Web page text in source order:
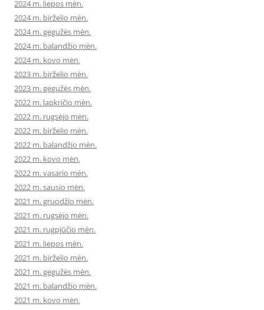
2024 m. liepos mėn.
2024 m. birželio mėn.
2024 m. gegužės mėn.
2024 m. balandžio mėn.
2024 m. kovo mėn.
2023 m. birželio mėn.
2023 m. gegužės mėn.
2022 m. lapkričio mėn.
2022 m. rugsėjo mėn.
2022 m. birželio mėn.
2022 m. balandžio mėn.
2022 m. kovo mėn.
2022 m. vasario mėn.
2022 m. sausio mėn.
2021 m. gruodžio mėn.
2021 m. rugsėjo mėn.
2021 m. rugpjūčio mėn.
2021 m. liepos mėn.
2021 m. birželio mėn.
2021 m. gegužės mėn.
2021 m. balandžio mėn.
2021 m. kovo mėn.